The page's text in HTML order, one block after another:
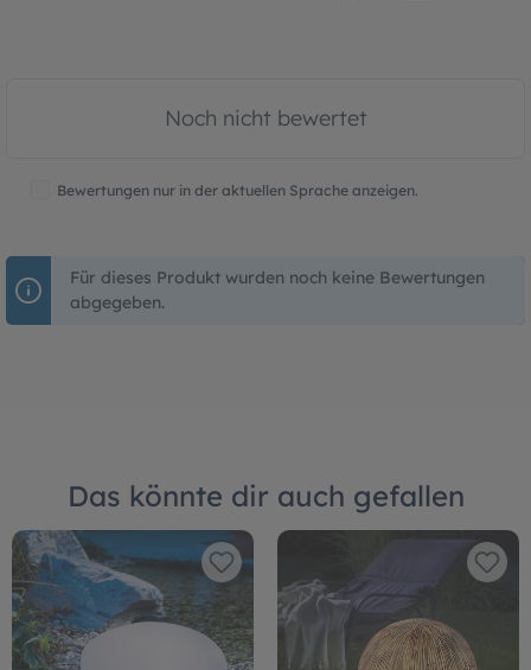
Noch nicht bewertet
Bewertungen nur in der aktuellen Sprache anzeigen.
Für dieses Produkt wurden noch keine Bewertungen
abgegeben.
Das könnte dir auch gefallen